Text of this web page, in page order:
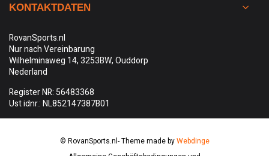
KONTAKTDATEN
RovanSports.nl
Nur nach Vereinbarung
Wilhelminaweg 14, 3253BW, Ouddorp
Nederland
Register NR: 56483368
Ust idnr.: NL852147387B01
© RovanSports.nl- Theme made byWebdinge